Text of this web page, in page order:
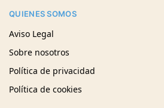
QUIENES SOMOS
Aviso Legal
Sobre nosotros
Política de privacidad
Política de cookies